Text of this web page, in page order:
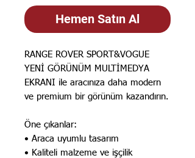
Hemen Satın Al
RANGE ROVER SPORT&VOGUE
YENİ GÖRÜNÜM MULTİMEDYA
EKRANI ile aracınıza daha modern
ve premium bir görünüm kazandırın.
Öne çıkanlar:
• Araca uyumlu tasarım
• Kaliteli malzeme ve işçilik